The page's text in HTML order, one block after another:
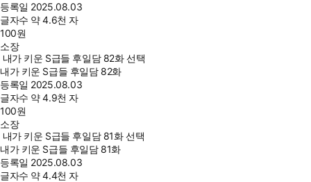
등록일 2025.08.03
글자수 약 4.6천 자
100원
소장
내가 키운 S급들 후일담 82화 선택
내가 키운 S급들 후일담 82화
등록일 2025.08.03
글자수 약 4.9천 자
100원
소장
내가 키운 S급들 후일담 81화 선택
내가 키운 S급들 후일담 81화
등록일 2025.08.03
글자수 약 4.4천 자